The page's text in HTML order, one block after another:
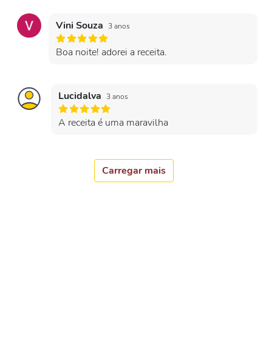
Vini Souza 3 anos
Boa noite! adorei a receita.
Lucidalva 3 anos
A receita é uma maravilha
Carregar mais